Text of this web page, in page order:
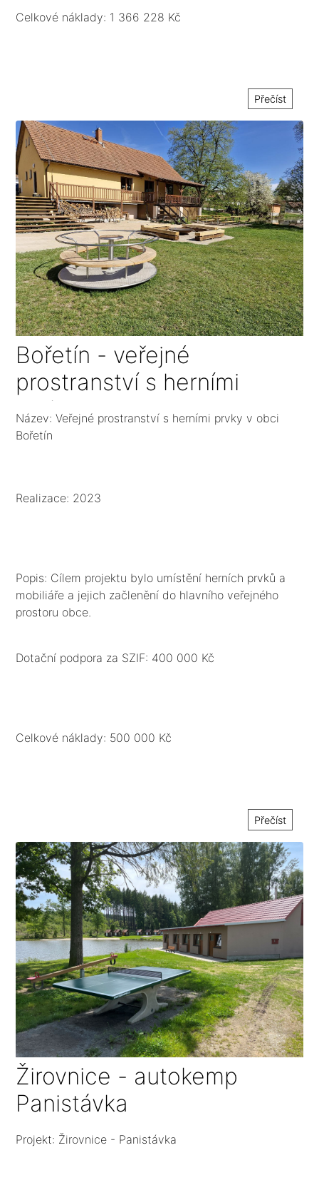
Celkové náklady: 1 366 228 Kč
Přečíst
Bořetín - veřejné
prostranství s herními
prvky
Název: Veřejné prostranství s herními prvky v obci
Bořetín
Realizace: 2023
Popis: Cílem projektu bylo umístění herních prvků a
mobiliáře a jejich začlenění do hlavního veřejného
prostoru obce.
Dotační podpora za SZIF: 400 000 Kč
Celkové náklady: 500 000 Kč
Přečíst
Žirovnice - autokemp
Panistávka
Projekt: Žirovnice - Panistávka